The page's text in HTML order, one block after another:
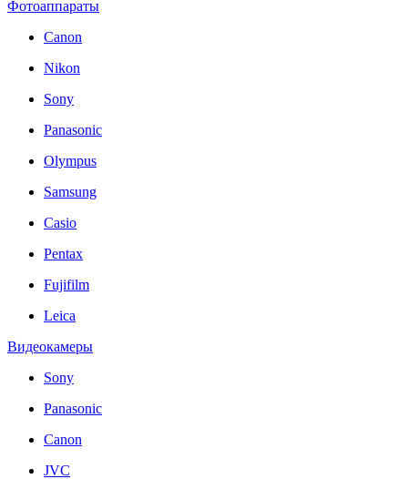
Фотоаппараты
Canon
Nikon
Sony
Panasonic
Olympus
Samsung
Casio
Pentax
Fujifilm
Leica
Видеокамеры
Sony
Panasonic
Canon
JVC